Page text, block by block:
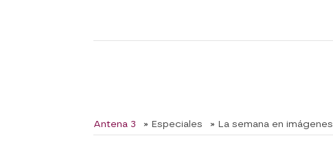
Antena 3 » Especiales » La semana en imágenes